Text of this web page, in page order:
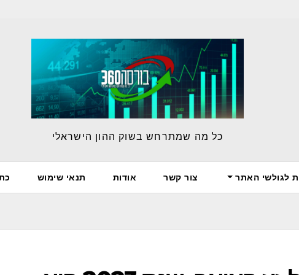
כל מה שמתרחש בשוק ההון הישראלי
לגולשי האתר צור קשר אודות תנאי שימוש